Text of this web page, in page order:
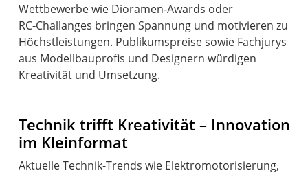
Wettbewerbe wie Dioramen‑Awards oder
RC‑Challanges bringen Spannung und motivieren zu
Höchstleistungen. Publikumspreise sowie Fachjurys
aus Modellbauprofis und Designern würdigen
Kreativität und Umsetzung.
Technik trifft Kreativität – Innovation
im Kleinformat
Aktuelle Technik-Trends wie Elektromotorisierung,